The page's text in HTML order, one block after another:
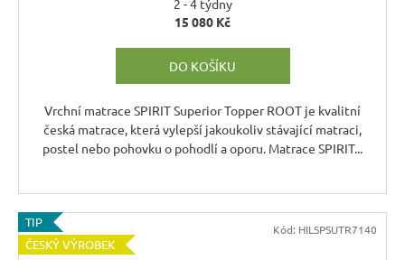
2 - 4 týdny
15 080 Kč
DO KOŠÍKU
Vrchní matrace SPIRIT Superior Topper ROOT je kvalitní
česká matrace, která vylepší jakoukoliv stávající matraci,
postel nebo pohovku o pohodlí a oporu. Matrace SPIRIT...
TIP
ČESKÝ VÝROBEK
Kód: HILSPSUTR7140